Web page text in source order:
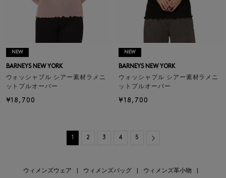
NEW
BARNEYS NEW YORK
ウォッシャブル シアー素材ラメニ
ットプルオーバー
¥18,700
NEW
BARNEYS NEW YORK
ウォッシャブル シアー素材ラメニ
ットプルオーバー
¥18,700
1 2 3 4 5 Next
ウィメンズウェア ウィメンズバッグ ウィメンズ革小物